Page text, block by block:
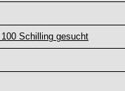
Schilling gesucht